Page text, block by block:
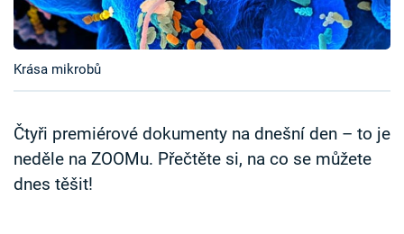
Časopis
Sledujte prima+
Přihlášení
Krása mikrobů
Čtyři premiérové dokumenty na dnešní den – to je
neděle na ZOOMu. Přečtěte si, na co se můžete
dnes těšit!